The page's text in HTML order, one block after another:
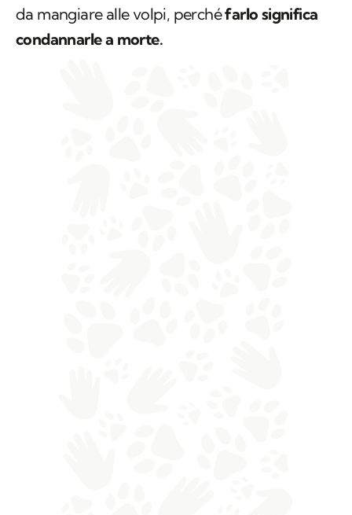
da mangiare alle volpi, perchéfarlo significa
condannarle a morte.